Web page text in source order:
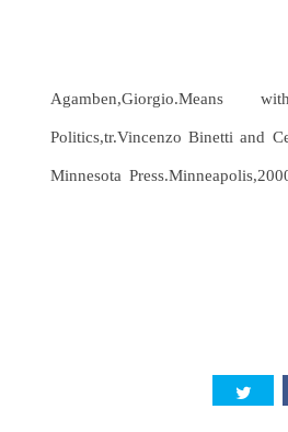
Agamben,Giorgio.Means
Politics,tr.Vincenzo Binetti and
Minnesota